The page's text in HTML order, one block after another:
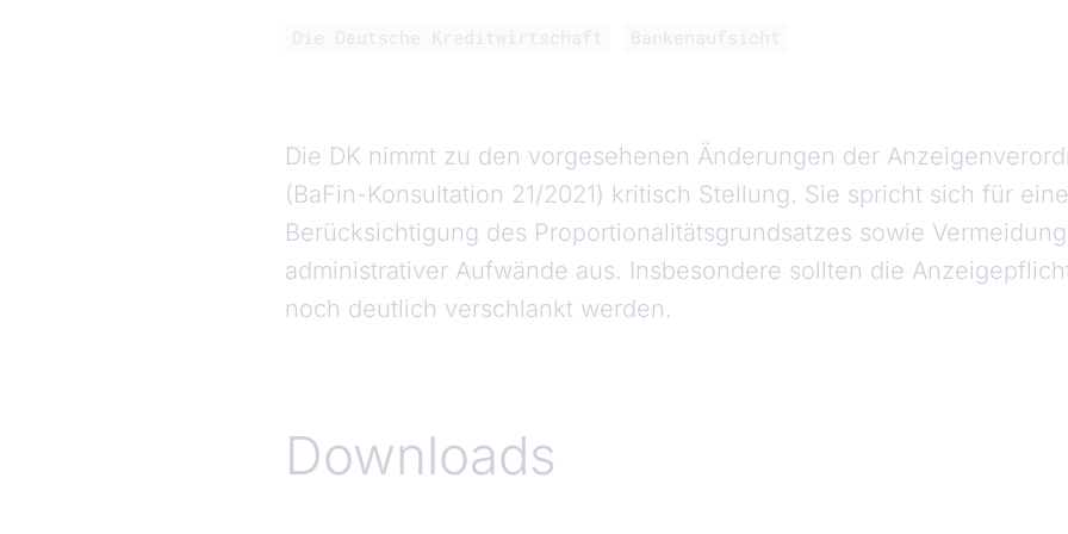
Die DK nimmt zu den vorgesehenen Änderungen der
(BaFin-Konsultation 21/2021) kritisch Stellung. Sie spricht sich für
Berücksichtigung des Proportionalitätsgrundsatzes sowie
administrativer Aufwände aus. Insbesondere sollten die
noch deutlich verschlankt werden.
Downloads